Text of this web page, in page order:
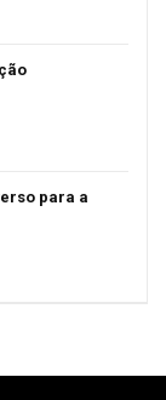
para a